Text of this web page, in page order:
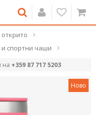
спортни чаши
на +359 87 717 5203
Ново